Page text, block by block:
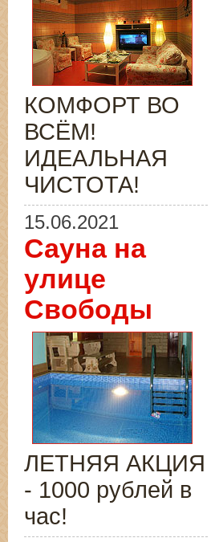
КОМФОРТ ВО
ВСЁМ!
ИДЕАЛЬНАЯ
ЧИСТОТА!
15.06.2021
Сауна на
улице
Свободы
ЛЕТНЯЯ АКЦИЯ
- 1000 рублей в
час!